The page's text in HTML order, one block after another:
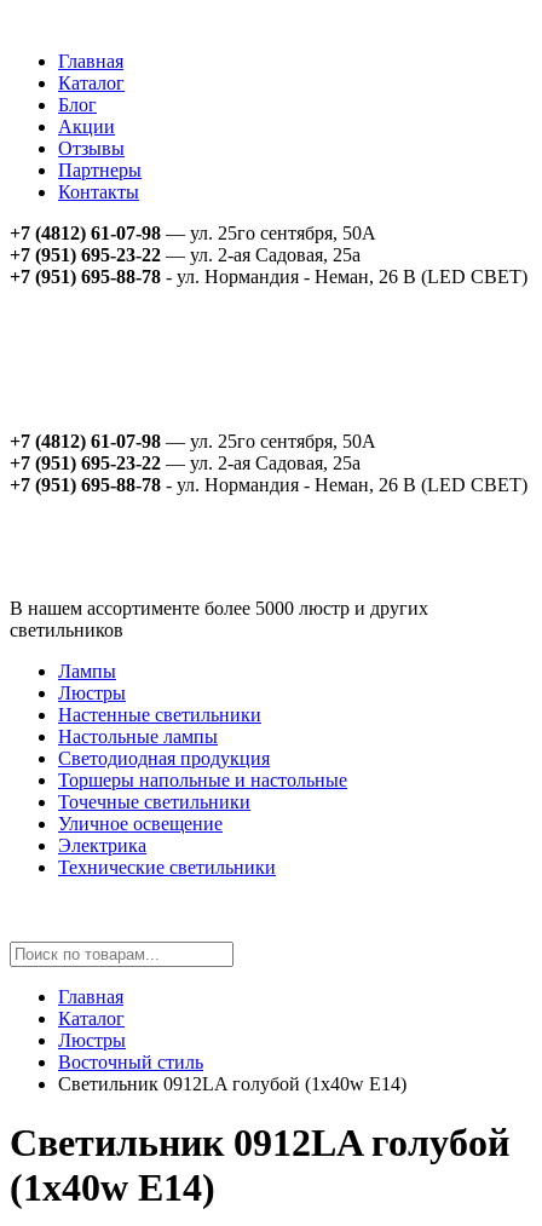
Главная
Каталог
Блог
Акции
Отзывы
Партнеры
Контакты
+7 (4812) 61-07-98 — ул. 25го сентября, 50А
+7 (951) 695-23-22 — ул. 2-ая Садовая, 25а
+7 (951) 695-88-78 - ул. Нормандия - Неман, 26 В (LED СВЕТ)
+7 (4812) 61-07-98 — ул. 25го сентября, 50А
+7 (951) 695-23-22 — ул. 2-ая Садовая, 25а
+7 (951) 695-88-78 - ул. Нормандия - Неман, 26 В (LED СВЕТ)
В нашем ассортименте более 5000 люстр и других
светильников
Лампы
Люстры
Настенные светильники
Настольные лампы
Светодиодная продукция
Торшеры напольные и настольные
Точечные светильники
Уличное освещение
Электрика
Технические светильники
Главная
Каталог
Люстры
Восточный стиль
Светильник 0912LA голубой (1x40w E14)
Светильник 0912LA голубой
(1x40w E14)